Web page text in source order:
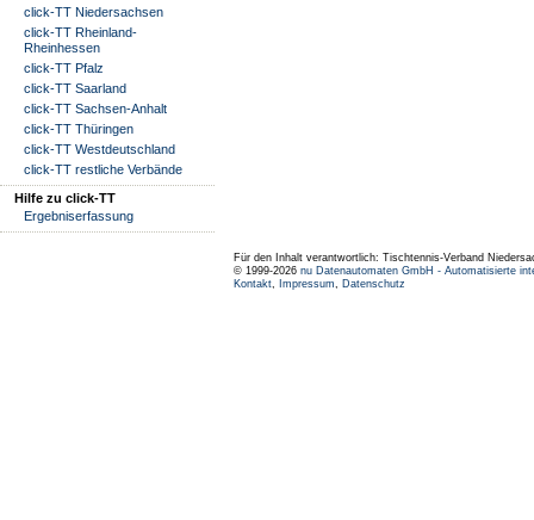
click-TT Niedersachsen
click-TT Rheinland-
Rheinhessen
click-TT Pfalz
click-TT Saarland
click-TT Sachsen-Anhalt
click-TT Thüringen
click-TT Westdeutschland
click-TT restliche Verbände
Hilfe zu click-TT
Ergebniserfassung
Für den Inhalt verantwortlich: Tischtennis-Verband
© 1999-2026 nu Datenautomaten GmbH - Automatisierte
Kontakt, Impressum, Datenschutz